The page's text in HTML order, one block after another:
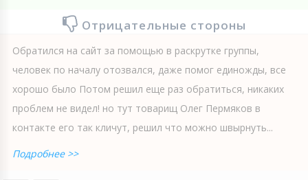
Отрицательные стороны
Обратился на сайт за помощью в раскрутке группы,
человек по началу отозвался, даже помог единожды, все
хорошо было Потом решил еще раз обратиться, никаких
проблем не видел! но тут товарищ Олег Пермяков в
контакте его так кличут, решил что можно швырнуть...
Подробнее >>